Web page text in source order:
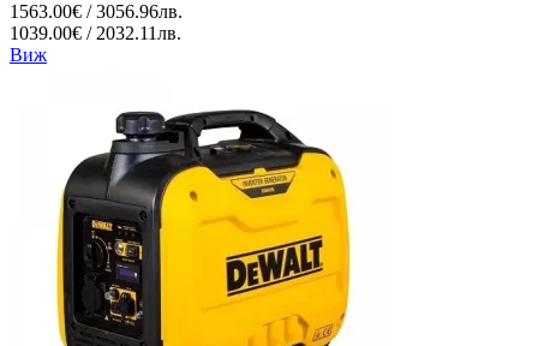
1563.00€ / 3056.96лв.
1039.00€ / 2032.11лв.
Виж